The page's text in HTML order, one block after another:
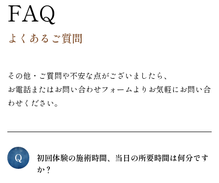
FAQ
よくあるご質問
その他・ご質問や不安な点がございましたら、
お電話またはお問い合わせフォームよりお気軽にお問い合
わせください。
Q
初回体験の施術時間、当日の所要時間は何分です
か？